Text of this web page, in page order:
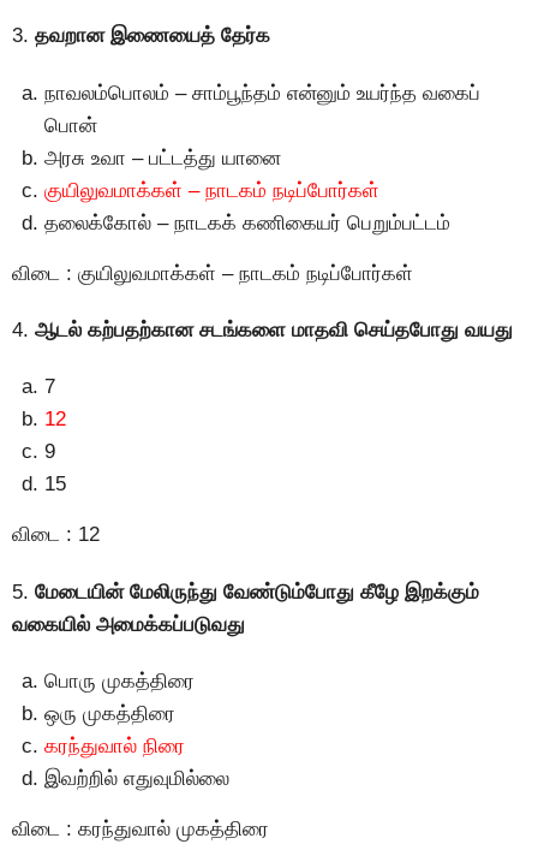
3. தவறான இணையைத் தேர்க
நாவலம்பொலம் – சாம்பூந்தம் என்னும் உயர்ந்த வகைப்
பொன்
அரசு உவா – பட்டத்து யானை
குயிலுவமாக்கள் – நாடகம் நடிப்போர்கள்
தலைக்கோல் – நாடகக் கணிகையர் பெறும்பட்டம்
விடை : குயிலுவமாக்கள் – நாடகம் நடிப்போர்கள்
4. ஆடல் கற்பதற்கான சடங்களை மாதவி செய்தபோது வயது
7
12
9
15
விடை : 12
5. மேடையின் மேலிருந்து வேண்டும்போது கீழே இறக்கும்
வகையில் அமைக்கப்படுவது
பொரு முகத்திரை
ஒரு முகத்திரை
கரந்துவால் நிரை
இவற்றில் எதுவுமில்லை
விடை : கரந்துவால் முகத்திரை